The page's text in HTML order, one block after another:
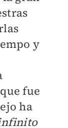
y
fue
ha